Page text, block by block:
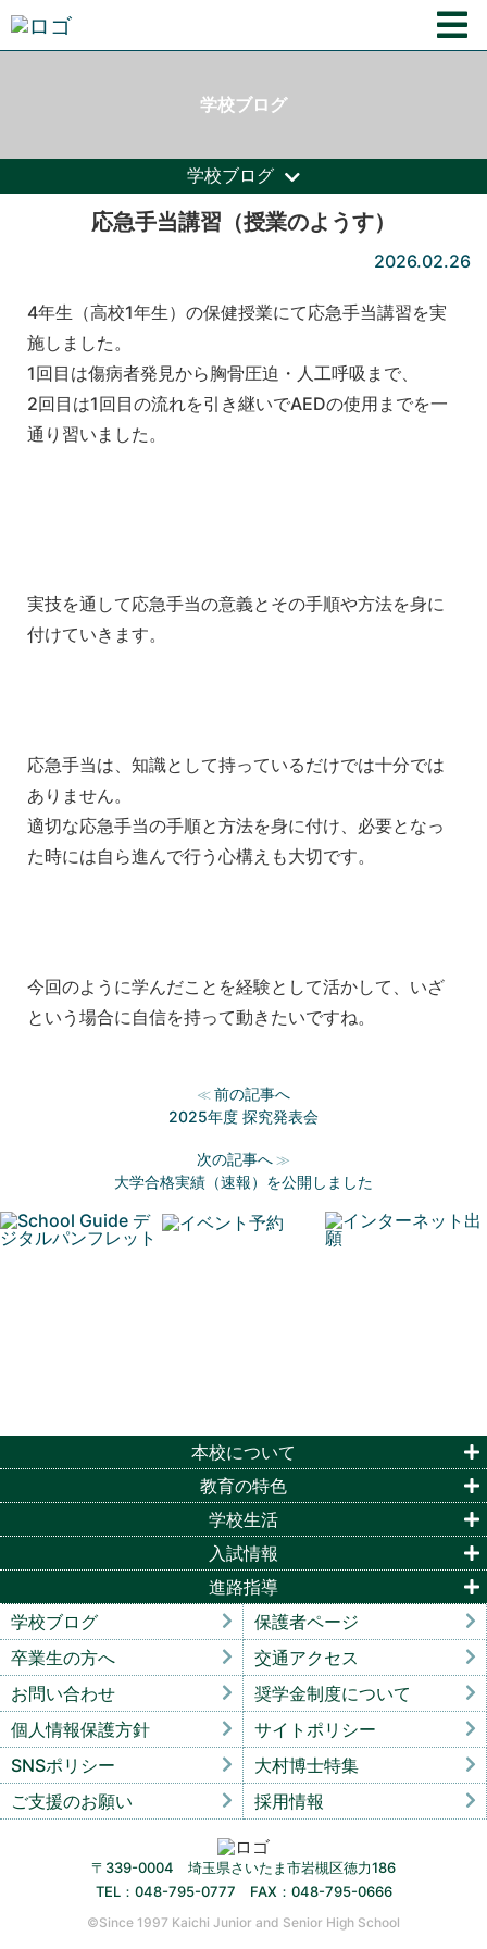
学校ブログ
学校ブログ
応急手当講習（授業のようす）
2026.02.26
4年生（高校1年生）の保健授業にて応急手当講習を実
施しました。
1回目は傷病者発見から胸骨圧迫・人工呼吸まで、
2回目は1回目の流れを引き継いでAEDの使用までを一
通り習いました。
実技を通して応急手当の意義とその手順や方法を身に
付けていきます。
応急手当は、知識として持っているだけでは十分では
ありません。
適切な応急手当の手順と方法を身に付け、必要となっ
た時には自ら進んで行う心構えも大切です。
今回のように学んだことを経験として活かして、いざ
という場合に自信を持って動きたいですね。
≪ 前の記事へ
2025年度 探究発表会
次の記事へ ≫
大学合格実績（速報）を公開しました
〒339-0004 埼玉県さいたま市岩槻区徳力186
TEL：048-795-0777 FAX：048-795-0666
本校について
教育の特色
学校生活
入試情報
進路指導
学校ブログ
保護者ページ
卒業生の方へ
交通アクセス
お問い合わせ
奨学金制度について
個人情報保護方針
サイトポリシー
SNSポリシー
大村博士特集
ご支援のお願い
採用情報
©︎Since 1997 Kaichi Junior and Senior High School